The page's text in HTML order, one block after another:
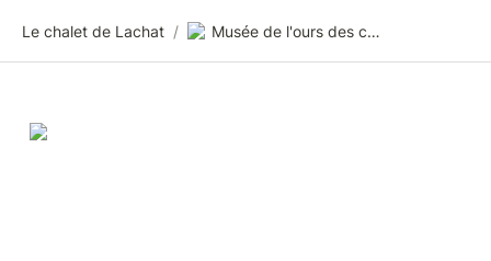
Le chalet de Lachat / Musée de l'ours des cavernes